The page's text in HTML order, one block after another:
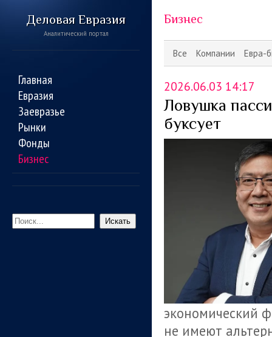
Деловая Евразия
Аналитический портал
Главная
Евразия
Заевразье
Рынки
Фонды
Бизнес
Искать
Все Компании Евра-
Бизнес
2026.06.03 14:17
Ловушка
буксует
экономический
не имеют